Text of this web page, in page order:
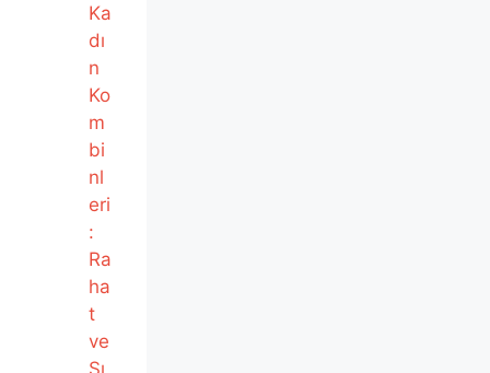
Ka
dı
n
Ko
m
bi
nl
eri
:
Ra
ha
t
ve
Şı